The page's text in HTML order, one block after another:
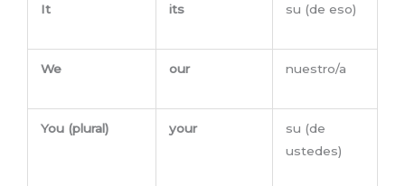
It its su (de eso)
We our nuestro/a
You (plural) your
su (de
ustedes)